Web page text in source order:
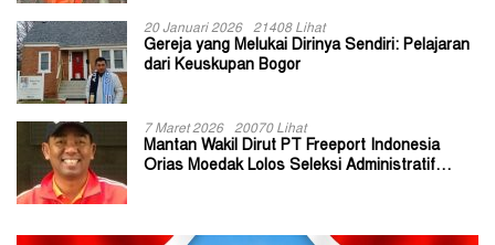
20 Januari 2026 21408 Lihat
Gereja yang Melukai Dirinya Sendiri: Pelajaran
dari Keuskupan Bogor
7 Maret 2026 20070 Lihat
Mantan Wakil Dirut PT Freeport Indonesia
Orias Moedak Lolos Seleksi Administratif